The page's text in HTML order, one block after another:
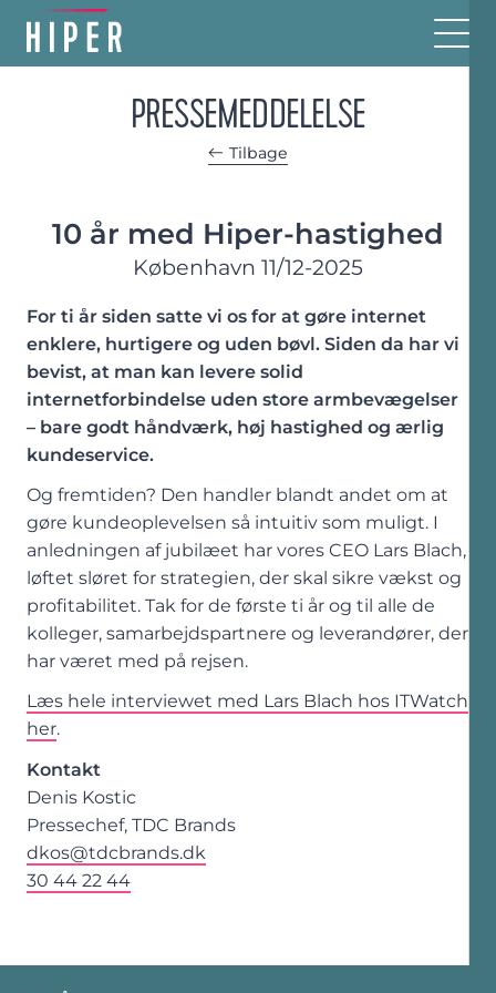
PRESSEMEDDELELSE
Tilbage
10 år med Hiper-hastighed
København 11/12-2025
For ti år siden satte vi os for at gøre internet
enklere, hurtigere og uden bøvl. Siden da har vi
bevist, at man kan levere solid
internetforbindelse uden store armbevægelser
– bare godt håndværk, høj hastighed og ærlig
kundeservice.
Og fremtiden? Den handler blandt andet om at
gøre kundeoplevelsen så intuitiv som muligt. I
anledningen af jubilæet har vores CEO Lars Blach,
løftet sløret for strategien, der skal sikre vækst og
profitabilitet. Tak for de første ti år og til alle de
kolleger, samarbejdspartnere og leverandører, der
har været med på rejsen.
Læs hele interviewet med Lars Blach hos ITWatch
her.
Kontakt
Denis Kostic
Pressechef, TDC Brands
dkos@tdcbrands.dk
30 44 22 44